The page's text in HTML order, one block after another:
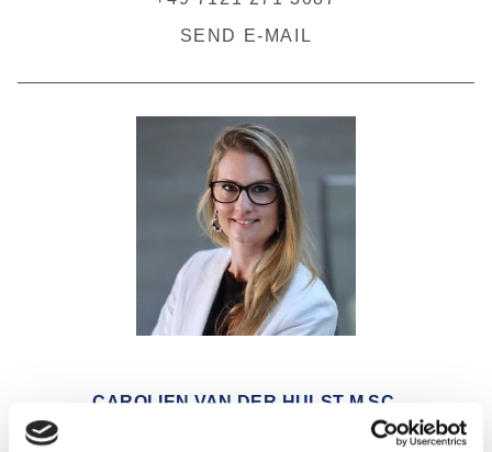
SEND E-MAIL
CAROLIEN VAN DER HULST M.SC.